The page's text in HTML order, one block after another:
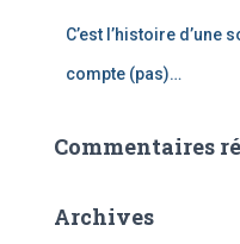
C’est l’histoire d’une
compte (pas)…
Commentaires
Archives